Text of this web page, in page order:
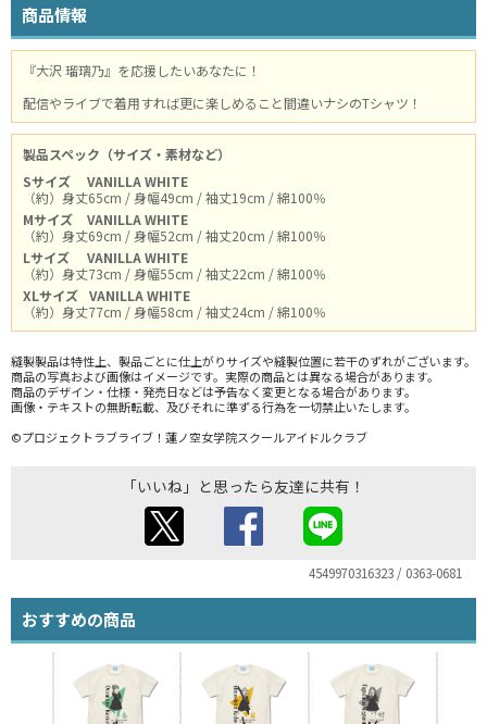
商品情報
『大沢 瑠璃乃』を応援したいあなたに！
配信やライブで着用すれば更に楽しめること間違いナシのTシャツ！
製品スペック（サイズ・素材など）
Sサイズ
VANILLA WHITE
（約）身丈65cm / 身幅49cm / 袖丈19cm / 綿100％
Mサイズ
VANILLA WHITE
（約）身丈69cm / 身幅52cm / 袖丈20cm / 綿100％
Lサイズ
VANILLA WHITE
（約）身丈73cm / 身幅55cm / 袖丈22cm / 綿100％
XLサイズ VANILLA WHITE
（約）身丈77cm / 身幅58cm / 袖丈24cm / 綿100％
縫製製品は特性上、製品ごとに仕上がりサイズや縫製位置に若干のずれがございます。
商品の写真および画像はイメージです。実際の商品とは異なる場合があります。
商品のデザイン・仕様・発売日などは予告なく変更となる場合があります。
画像・テキストの無断転載、及びそれに準ずる行為を一切禁止いたします。
©プロジェクトラブライブ！蓮ノ空女学院スクールアイドルクラブ
「いいね」と思ったら友達に共有！
4549970316323 / 0363-0681
おすすめの商品